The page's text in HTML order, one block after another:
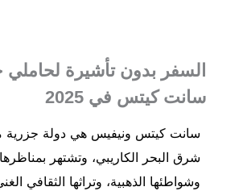
السفر بدون تأشيرة لحاملي
سانت كيتس في 2025
سانت كيتس ونيفيس هي دولة جزرية
شرق البحر الكاريبي، وتشتهر
وشواطئها الذهبية، وتراثها الثقافي